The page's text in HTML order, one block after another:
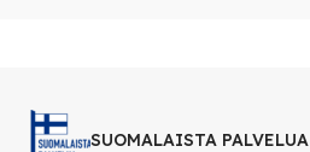
SUOMALAISTA PALVELUA